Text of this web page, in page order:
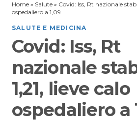
Home » Salute » Covid: Iss, Rt nazionale
ospedaliero a 1,09
SALUTE E MEDICINA
Covid: Iss, Rt
nazionale
1,21, lieve calo
ospedaliero a